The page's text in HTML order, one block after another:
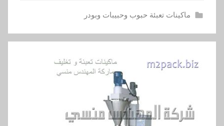
ماكينات تعبئة حبوب وحبيبات وبودر